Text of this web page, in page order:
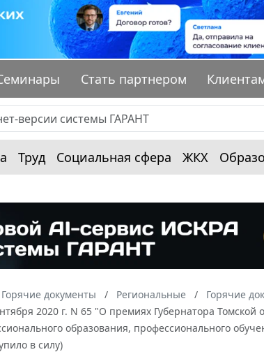
Стать партнером
Труд Социальная сфера ЖКХ
Горячие документы Региональные Горячие
2020 г. N 65 "О премиях Губернатора
образования, профессионального
в силу)